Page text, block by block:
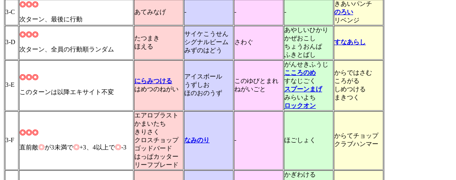
3-C
◎◎◎
次ターン、最後に行動
あてみなげ - - -
きあいパンチ
のろい
リベンジ
3-D
◎◎◎
次ターン、全員の行動順ランダム
たつまき
ほえる
サイケこうせん
シグナルビーム
みずのはどう
さわぐ
あやしいひかり
かぜおこし
ちょうおんぱ
ふきとばし
すなあらし
3-E
◎◎◎
このターンは以降エキサイト不変
にらみつける
はめつのねがい
アイスボール
うずしお
ほのおのうず
このゆびとまれ
ねがいごと
がんせきふうじ
こころのめ
すなじごく
スプーンまげ
みらいよち
ロックオン
からではさむ
ころがる
しめつける
まきつく
3-F
◎◎◎
直前敵◎が3未満で◎+3、4以上で◎-3
エアロブラスト
かまいたち
きりさく
クロスチョップ
ゴッドバード
はっぱカッター
リーフブレード
なみのり - ほごしょく
からてチョップ
クラブハンマー
かぎわける